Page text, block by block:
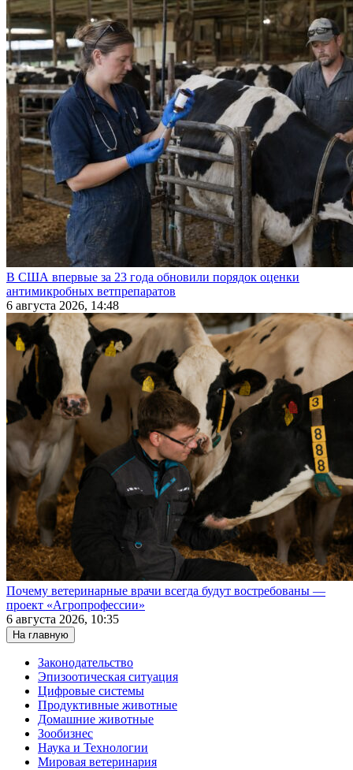
В США впервые за 23 года обновили порядок оценки
антимикробных ветпрепаратов
6 августа 2026, 14:48
Почему ветеринарные врачи всегда будут востребованы —
проект «Агропрофессии»
6 августа 2026, 10:35
На главную
Законодательство
Эпизоотическая ситуация
Цифровые системы
Продуктивные животные
Домашние животные
Зообизнес
Наука и Технологии
Мировая ветеринария